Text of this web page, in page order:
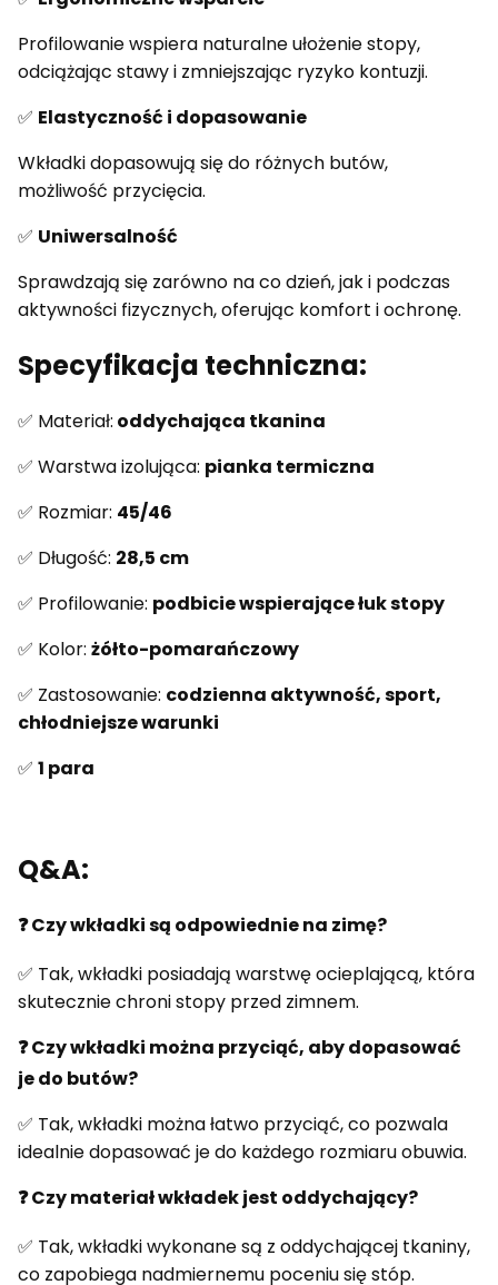
Profilowanie wspiera naturalne ułożenie stopy,
odciążając stawy i zmniejszając ryzyko kontuzji.
✅ Elastyczność i dopasowanie
Wkładki dopasowują się do różnych butów,
możliwość przycięcia.
✅ Uniwersalność
Sprawdzają się zarówno na co dzień, jak i podczas
aktywności fizycznych, oferując komfort i ochronę.
Specyfikacja techniczna:
✅ Materiał: oddychająca tkanina
✅ Warstwa izolująca: pianka termiczna
✅ Rozmiar: 45/46
✅ Długość: 28,5 cm
✅ Profilowanie: podbicie wspierające łuk stopy
✅ Kolor: żółto-pomarańczowy
✅ Zastosowanie: codzienna aktywność, sport,
chłodniejsze warunki
✅ 1 para
Q&A:
❓ Czy wkładki są odpowiednie na zimę?
✅ Tak, wkładki posiadają warstwę ocieplającą, która
skutecznie chroni stopy przed zimnem.
❓ Czy wkładki można przyciąć, aby dopasować
je do butów?
✅ Tak, wkładki można łatwo przyciąć, co pozwala
idealnie dopasować je do każdego rozmiaru obuwia.
❓ Czy materiał wkładek jest oddychający?
✅ Tak, wkładki wykonane są z oddychającej tkaniny,
co zapobiega nadmiernemu poceniu się stóp.